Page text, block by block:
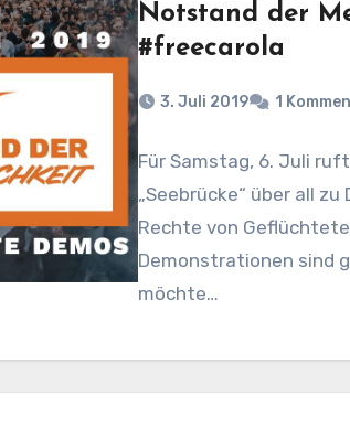
Notstand der
#freecarola
3. Juli 2019 1
Für Samstag, 6. Juli
„Seebrücke“ über all
Rechte von
Demonstrationen sind
möchte…